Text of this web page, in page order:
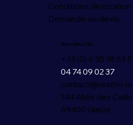
Conditions de location
Demande de devis
NOUS CONTACTER
+33 (0) 6 35 18 53
04 74 09 02 37
contact@restho-
144 Allée des
69400 Gleizé